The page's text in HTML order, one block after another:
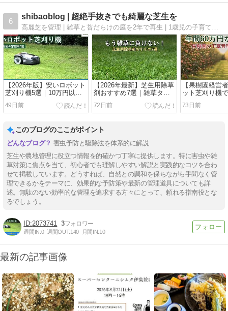
6
shibaoblog | 超絶手抜きでも綺麗な芝生を
高麗芝を管理 | 雑草と苔だらけの庭を2年で再生 | 1歳児の子育てに追われながらも、短時間かつ超絶手抜きで芝生を綺麗にする管理法 | 厳選した芝生の道具紹介 | 全て自分で実践し、実績に基づいた紹介です
【2026年版】安いロボット
芝刈り機5選｜10万円以下
で買えるコスパ重視モデル
49日前
【2026年最新】芝生用除草
剤おすすめ7選｜雑草タイ
プ別の選び方
72日前
【果樹園経営
ット芝刈り機
完全自動化｜
と費用対効果
73日前
このブログのここがポイント
害虫予防と駆除法を体系的に解説
芝生や農地管理に役立つ情報を的確かつ丁寧に提供します。特に害虫や雑
草対策に焦点を当て、初心者でも理解しやすい解説と実践的なコツを合わ
せて掲載しています。どうすれば、自然との調和を保ちながら手間なく管
理できるかをテーマに、効果的な予防策や最新の管理道具についても詳
述。無駄のない効率的な管理を追求する方々にとって、頼れる指南役とな
るでしょう。
2073741 3
週間IN:0 週間OUT:140 月間IN:10
最新の記事画像